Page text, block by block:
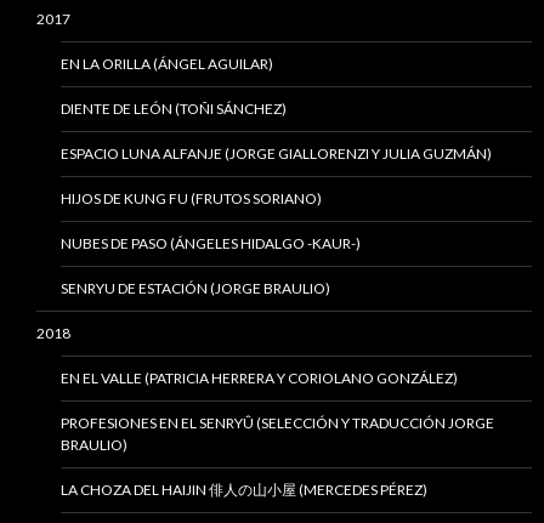
2017
EN LA ORILLA (ÁNGEL AGUILAR)
DIENTE DE LEÓN (TOÑI SÁNCHEZ)
ESPACIO LUNA ALFANJE (JORGE GIALLORENZI Y JULIA GUZMÁN)
HIJOS DE KUNG FU (FRUTOS SORIANO)
NUBES DE PASO (ÁNGELES HIDALGO -KAUR-)
SENRYU DE ESTACIÓN (JORGE BRAULIO)
2018
EN EL VALLE (PATRICIA HERRERA Y CORIOLANO GONZÁLEZ)
PROFESIONES EN EL SENRYÛ (SELECCIÓN Y TRADUCCIÓN JORGE
BRAULIO)
LA CHOZA DEL HAIJIN 俳人の山小屋 (MERCEDES PÉREZ)